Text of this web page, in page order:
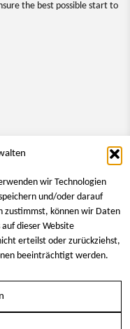
wir Technologien
und/oder darauf
zustimmst, können wir Daten
dieser Website
erteilst oder zurückziehst,
beeinträchtigt werden.
the best possible start to